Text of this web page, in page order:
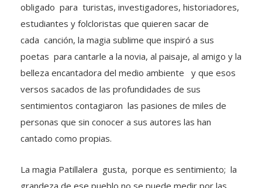
obligado para turistas, investigadores, historiadores,
estudiantes y folcloristas que quieren sacar de
cada canción, la magia sublime que inspiró a sus
poetas para cantarle a la novia, al paisaje, al amigo y la
belleza encantadora del medio ambiente y que esos
versos sacados de las profundidades de sus
sentimientos contagiaron las pasiones de miles de
personas que sin conocer a sus autores las han
cantado como propias.
La magia Patillalera gusta, porque es sentimiento; la
grandeza de ese pueblo no se puede medir por las